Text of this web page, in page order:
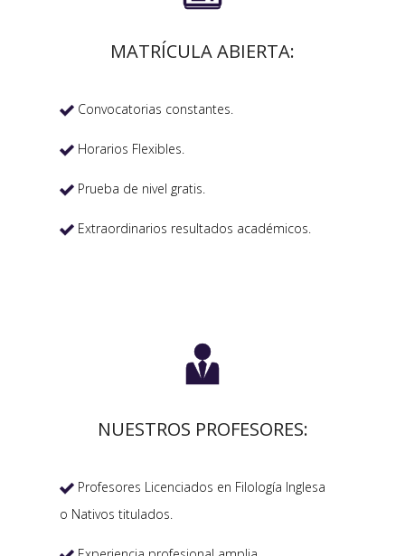
MATRÍCULA ABIERTA:
 Convocatorias constantes.
 Horarios Flexibles.
 Prueba de nivel gratis.
 Extraordinarios resultados académicos.

NUESTROS PROFESORES:
 Profesores Licenciados en Filología Inglesa
o Nativos titulados.